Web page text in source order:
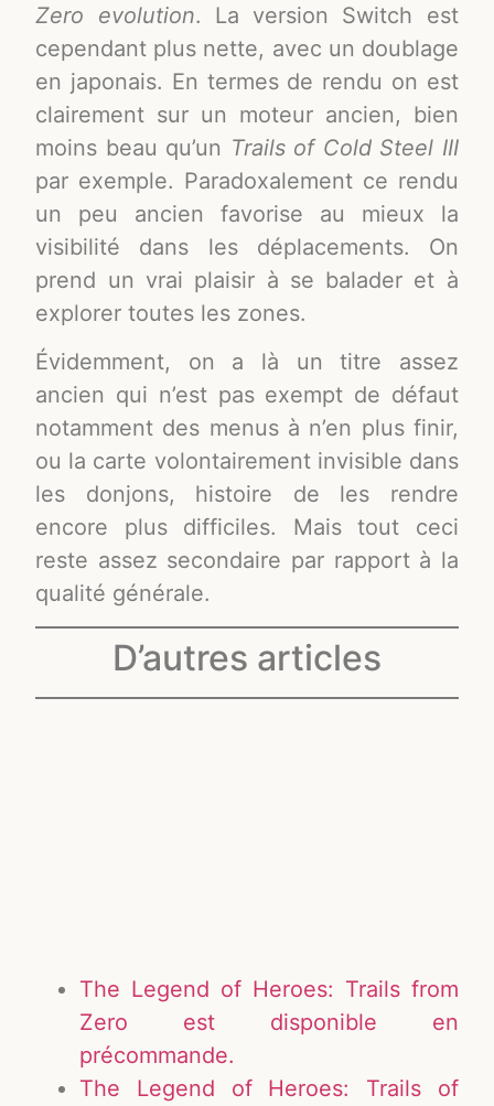
Zero evolution. La version Switch est
cependant plus nette, avec un doublage
en japonais. En termes de rendu on est
clairement sur un moteur ancien, bien
moins beau qu’un Trails of Cold Steel III
par exemple. Paradoxalement ce rendu
un peu ancien favorise au mieux la
visibilité dans les déplacements. On
prend un vrai plaisir à se balader et à
explorer toutes les zones.
Évidemment, on a là un titre assez
ancien qui n’est pas exempt de défaut
notamment des menus à n’en plus finir,
ou la carte volontairement invisible dans
les donjons, histoire de les rendre
encore plus difficiles. Mais tout ceci
reste assez secondaire par rapport à la
qualité générale.
D’autres articles
The Legend of Heroes: Trails from
Zero est disponible en
précommande.
The Legend of Heroes: Trails of